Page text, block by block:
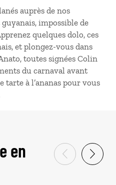
auprès de nos
impossible de
quelques dolo, ces
et plongez-vous dans
toutes signées Colin
du carnaval avant
tarte à l’ananas pour vous
en